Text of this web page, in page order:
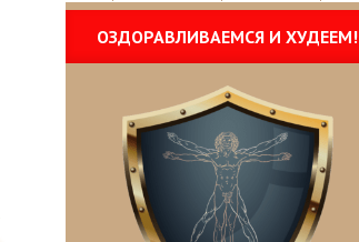
ОЗДОРАВЛИВАЕМСЯ И ХУДЕЕМ!